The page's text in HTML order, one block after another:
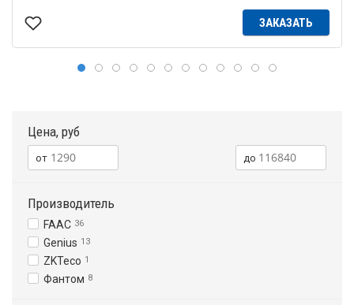
ЗАКАЗАТЬ
Цена, руб
Производитель
FAAC 36
Genius 13
ZKTeco 1
Фантом 8